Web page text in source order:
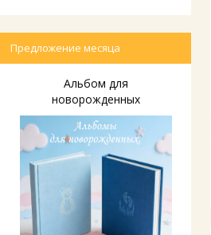
Предложение месяца
Альбом для
новорожденных